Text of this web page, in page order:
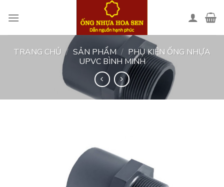
TRANG CHỦ / SẢN PHẨM / PHỤ KIỆN ỐNG NHỰA
UPVC BÌNH MINH